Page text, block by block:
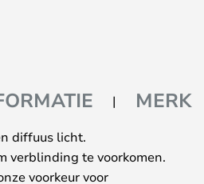
MERK
diffuus licht.
verblinding te voorkomen.
voorkeur voor